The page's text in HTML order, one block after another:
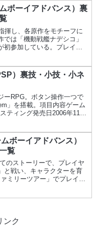
ボーイアドバンス）裏
揮し、各原作をモチーフに
は「機動戦艦ナデシコ」
参加している。プレイヤ
）裏技・小技・小ネ
ーRPG。ボタン操作一つで
」を搭載。項目内容ゲーム
ティング発売日2006年11月
ボーイアドバンス）
覧
のストーリーで、プレイヤ
と戦い、キャラクターを育
ミリーツアー」でプレイ可
ンク